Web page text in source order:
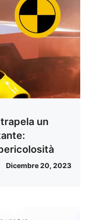
un
Dicembre 20, 2023